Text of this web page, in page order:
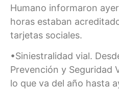
Humano informaron
horas estaban
tarjetas sociales.
•Siniestralidad vial.
Prevención y Seguridad
lo que va del año hasta